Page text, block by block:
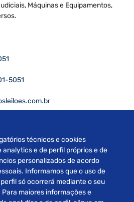
Máquinas e Equipamentos,
5051
PESQUISAR
técnicos e cookies
e de perfil próprios e de
personalizados de acordo
Informamos que o uso de
só ocorrerá mediante o seu
maiores informações e